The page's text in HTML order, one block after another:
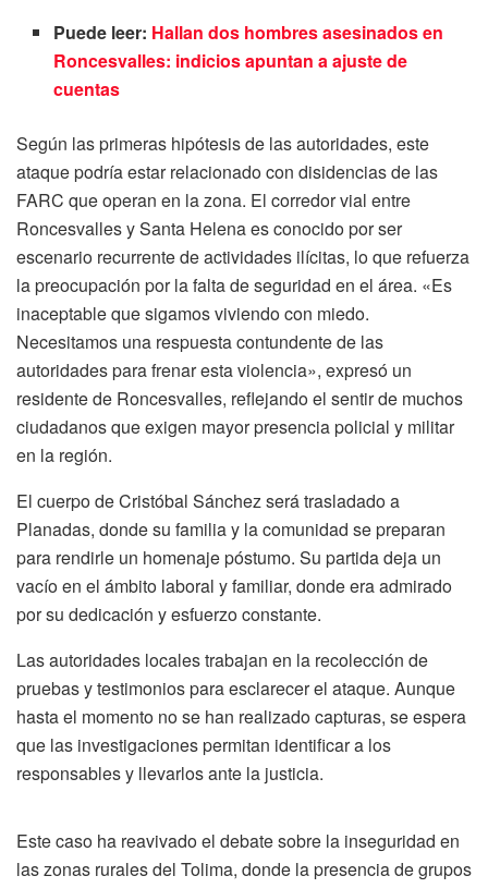
Puede leer: Hallan dos hombres asesinados en
Roncesvalles: indicios apuntan a ajuste de
cuentas
Según las primeras hipótesis de las autoridades, este
ataque podría estar relacionado con disidencias de las
FARC que operan en la zona. El corredor vial entre
Roncesvalles y Santa Helena es conocido por ser
escenario recurrente de actividades ilícitas, lo que refuerza
la preocupación por la falta de seguridad en el área. «Es
inaceptable que sigamos viviendo con miedo.
Necesitamos una respuesta contundente de las
autoridades para frenar esta violencia», expresó un
residente de Roncesvalles, reflejando el sentir de muchos
ciudadanos que exigen mayor presencia policial y militar
en la región.
El cuerpo de Cristóbal Sánchez será trasladado a
Planadas, donde su familia y la comunidad se preparan
para rendirle un homenaje póstumo. Su partida deja un
vacío en el ámbito laboral y familiar, donde era admirado
por su dedicación y esfuerzo constante.
Las autoridades locales trabajan en la recolección de
pruebas y testimonios para esclarecer el ataque. Aunque
hasta el momento no se han realizado capturas, se espera
que las investigaciones permitan identificar a los
responsables y llevarlos ante la justicia.
Este caso ha reavivado el debate sobre la inseguridad en
las zonas rurales del Tolima, donde la presencia de grupos